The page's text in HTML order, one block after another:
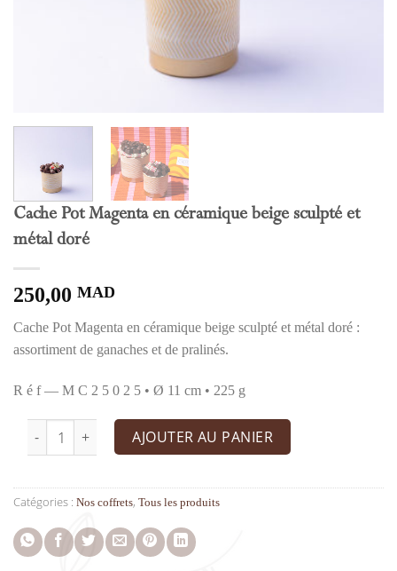
Cache Pot Magenta en céramique beige sculpté et
métal doré
250,00 MAD
Cache Pot Magenta en céramique beige sculpté et métal doré :
assortiment de ganaches et de pralinés.
R é f — M C 2 5 0 2 5 • Ø 11 cm • 225 g
quantité de Cache Pot Magenta en céramique beige
AJOUTER AU PANIER
Catégories : Nos coffrets, Tous les produits